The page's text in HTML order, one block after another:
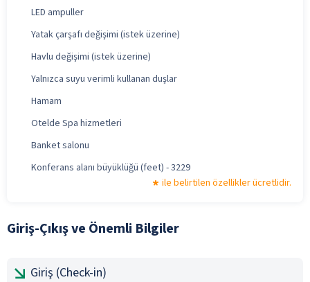
LED ampuller
Yatak çarşafı değişimi (istek üzerine)
Havlu değişimi (istek üzerine)
Yalnızca suyu verimli kullanan duşlar
Hamam
Otelde Spa hizmetleri
Banket salonu
Konferans alanı büyüklüğü (feet) - 3229
ile belirtilen özellikler ücretlidir.
Giriş-Çıkış ve Önemli Bilgiler
Giriş (Check-in)